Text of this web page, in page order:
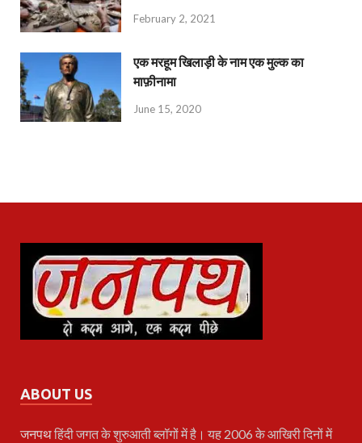
February 2, 2021
एक मरहूम खिलाड़ी के नाम एक मुल्क का
माफ़ीनामा
June 15, 2020
ABOUT US
जनपथहिंदी जगत के शुरुआती ब्लॉगों में है। यह 2006 के आखिरी दिनों में